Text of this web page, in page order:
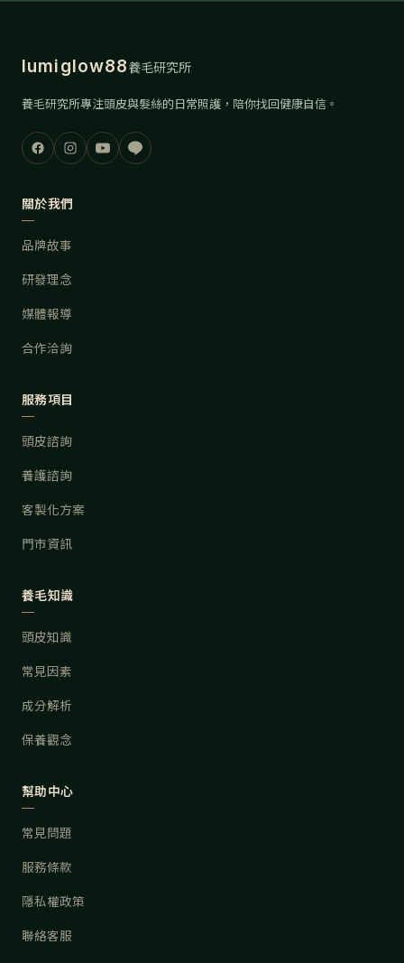
lumiglow88養毛研究所
養毛研究所專注頭皮與髮絲的日常照護，陪你找回健康自信。
關於我們
品牌故事
研發理念
媒體報導
合作洽詢
服務項目
頭皮諮詢
養護諮詢
客製化方案
門市資訊
養毛知識
頭皮知識
常見因素
成分解析
保養觀念
幫助中心
常見問題
服務條款
隱私權政策
聯絡客服